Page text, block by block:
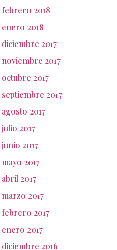
febrero 2018
enero 2018
diciembre 2017
noviembre 2017
octubre 2017
septiembre 2017
agosto 2017
julio 2017
junio 2017
mayo 2017
abril 2017
marzo 2017
febrero 2017
enero 2017
diciembre 2016